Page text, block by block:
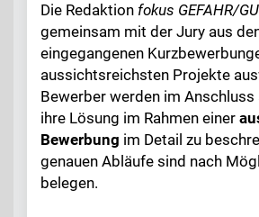
Die Redaktion fokus GEFAHR/
gemeinsam mit der Jury aus
eingegangenen
aussichtsreichsten Projekte
Bewerber werden im
ihre Lösung im Rahmen einer
Bewerbung im Detail zu
genauen Abläufe sind nach
belegen.